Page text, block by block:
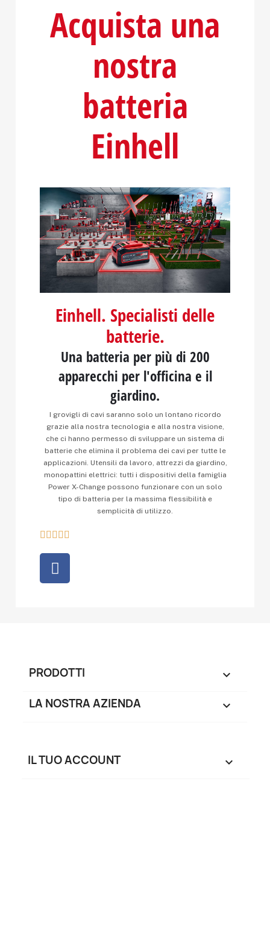
Acquista una
nostra
batteria
Einhell
Einhell. Specialisti delle
batterie.
Una batteria per più di 200
apparecchi per l'officina e il
giardino.
I grovigli di cavi saranno solo un lontano ricordo
grazie alla nostra tecnologia e alla nostra visione,
che ci hanno permesso di sviluppare un sistema di
batterie che elimina il problema dei cavi per tutte le
applicazioni. Utensili da lavoro, attrezzi da giardino,
monopattini elettrici: tutti i dispositivi della famiglia
Power X-Change possono funzionare con un solo
tipo di batteria per la massima flessibilità e
semplicità di utilizzo.
    
PRODOTTI 
LA NOSTRA AZIENDA 
IL TUO ACCOUNT 